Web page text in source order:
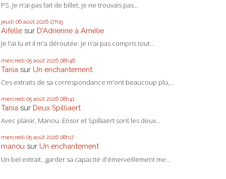
PS. Je n'ai pas fait de billet, je ne trouvais pas...
jeudi 06 août 2026 17h15
Aifelle sur D'Adrienne à Amélie
Je l'ai lu et il m'a déroutée. Je n'ai pas compris tout...
mercredi 05 août 2026 08h46
Tania sur Un enchantement
Ces extraits de sa correspondance m'ont beaucoup plu,...
mercredi 05 août 2026 08h41
Tania sur Deux Spilliaert
Avec plaisir, Manou. Ensor et Spilliaert sont les deux...
mercredi 05 août 2026 08h17
manou sur Un enchantement
Un bel extrait...garder sa capacité d'émerveillement me...